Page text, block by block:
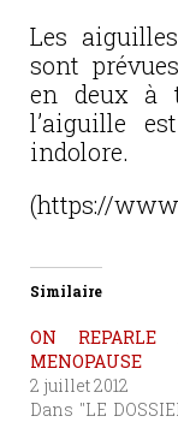
Les
sont
en deux à
l’aiguille
indolore.
(https://
Similaire
ON
MENOPAUSE
2 juillet 2012
Dans "LE